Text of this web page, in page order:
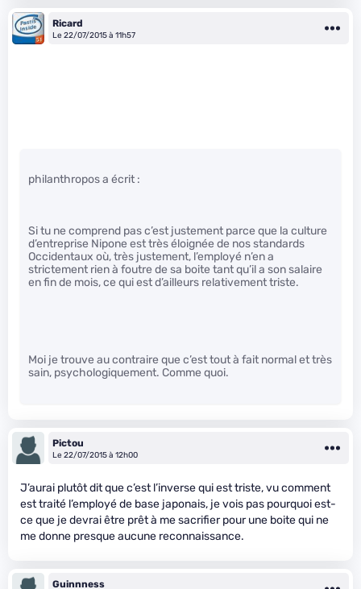
Ricard
Le 22/07/2015 à 11h57
philanthropos a écrit :
Si tu ne comprend pas c’est justement parce que la culture
d’entreprise Nipone est très éloignée de nos standards
Occidentaux où, très justement, l’employé n’en a
strictement rien à foutre de sa boite tant qu’il a son salaire
en fin de mois, ce qui est d’ailleurs relativement triste.
Moi je trouve au contraire que c’est tout à fait normal et très
sain, psychologiquement. Comme quoi.
Pictou
Le 22/07/2015 à 12h00
J’aurai plutôt dit que c’est l’inverse qui est triste, vu comment
est traité l’employé de base japonais, je vois pas pourquoi est-
ce que je devrai être prêt à me sacrifier pour une boite qui ne
me donne presque aucune reconnaissance.
Guinnness